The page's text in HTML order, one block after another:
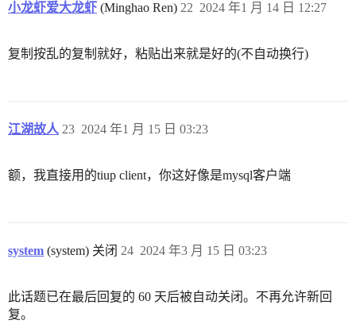
小龙虾爱大龙虾 (Minghao Ren) 2024 年1 月 14 日 12:27
22
复制按乱的复制就好，粘贴出来就是好的(不自动换行)
江湖故人 2024 年1 月 15 日 03:23
23
额，我直接用的tiup client，你这好像是mysql客户端
system (system) 关闭 2024 年3 月 15 日 03:23
24
此话题已在最后回复的 60 天后被自动关闭。不再允许新回
复。